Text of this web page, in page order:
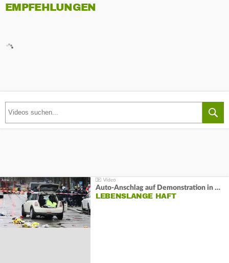
EMPFEHLUNGEN
Auto-Anschlag auf Demonstration in München:
LEBENSLANGE HAFT